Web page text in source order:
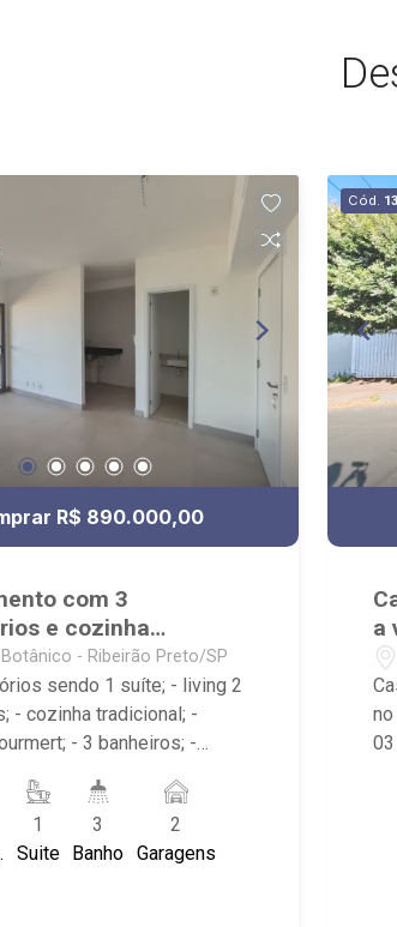
R$ 890.000,00
com 3
e cozinha
à venda no bairro
- Ribeirão Preto/SP
sendo 1 suíte; - living 2
- cozinha tradicional; -
- 3 banheiros; -
academia, salão de festas,
playground entre outros;
70 metros Parque Uber,
1
Suite
3
Banho
2
Garagens
Cód.
a